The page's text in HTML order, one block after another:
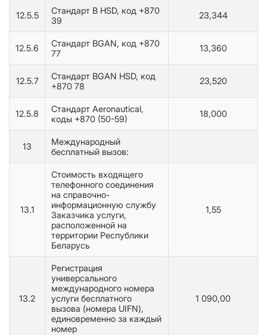
12.5.5
Стандарт B HSD, код +870
39
23,344
12.5.6
Стандарт BGAN, код +870
77
13,360
12.5.7
Стандарт BGAN HSD, код
+870 78
23,520
12.5.8
Стандарт Aeronautical,
коды +870 (50-59)
18,000
13
Международный
бесплатный вызов:
13.1
Стоимость входящего
телефонного соединения
на справочно-
информационную службу
Заказчика услуги,
расположенной на
территории Республики
Беларусь
1,55
13.2
Регистрация
универсального
международного номера
услуги бесплатного
вызова (номера UIFN),
единовременно за каждый
номер
1 090,00